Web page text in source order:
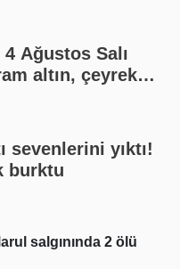
Ağustos Salı
altın, çeyrek
sevenlerini yıktı!
burktu
salgınında 2 ölü